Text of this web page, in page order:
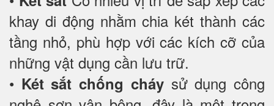
khay di động nhằm chia két thành các
tầng nhỏ, phù hợp với các kích cỡ của
những vật dụng cần lưu trữ.
• Két sắt chống cháysử dụng công